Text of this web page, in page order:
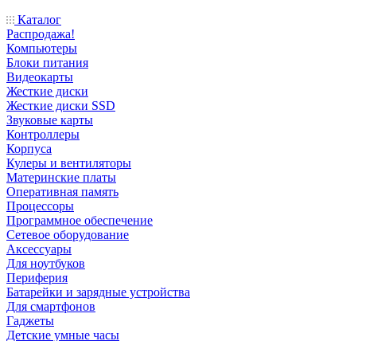
Каталог
Распродажа!
Компьютеры
Блоки питания
Видеокарты
Жесткие диски
Жесткие диски SSD
Звуковые карты
Контроллеры
Корпуса
Кулеры и вентиляторы
Материнские платы
Оперативная память
Процессоры
Программное обеспечение
Сетевое оборудование
Аксессуары
Для ноутбуков
Периферия
Батарейки и зарядные устройства
Для смартфонов
Гаджеты
Детские умные часы